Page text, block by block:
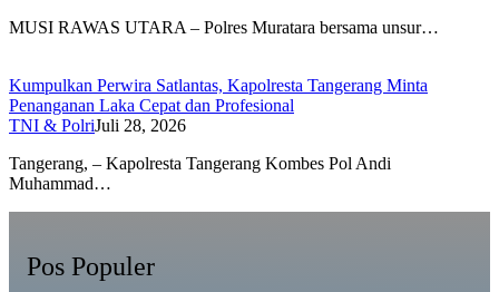
MUSI RAWAS UTARA – Polres Muratara bersama unsur…
Kumpulkan Perwira Satlantas, Kapolresta Tangerang Minta
Penanganan Laka Cepat dan Profesional
TNI & PolriJuli 28, 2026
Tangerang, – Kapolresta Tangerang Kombes Pol Andi
Muhammad…
Pos Populer